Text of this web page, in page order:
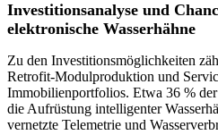
Investitionsanalyse und
elektronische Wasserhähne
Zu den Investitionsmöglichkeiten
Retrofit-Modulproduktion und
Immobilienportfolios. Etwa 36 %
die Aufrüstung intelligenter
vernetzte Telemetrie und